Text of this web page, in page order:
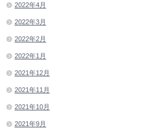
2022年4月
2022年3月
2022年2月
2022年1月
2021年12月
2021年11月
2021年10月
2021年9月